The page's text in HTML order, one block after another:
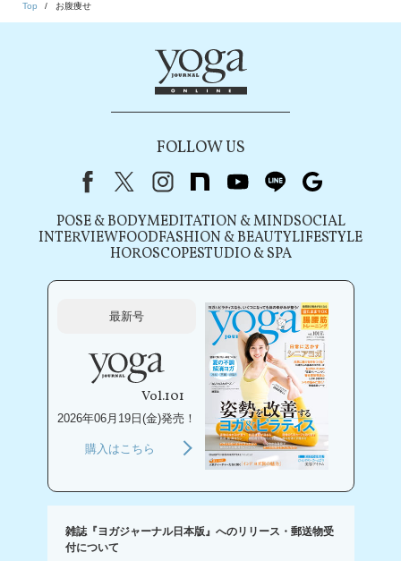
Top お腹痩せ
FOLLOW US
FacebookX（旧Twitter）
instagram
note youtubeline
POSE & BODYMEDITATION & MINDSOCIAL
INTERVIEWFOODFASHION & BEAUTYLIFESTYLE
HOROSCOPESTUDIO & SPA
最新号
Vol.101
2026年06月19日(金)発売！
購入はこちら
雑誌『ヨガジャーナル日本版』へのリリース・郵送物受
付について